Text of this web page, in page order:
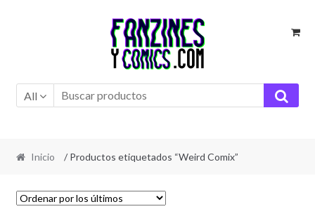
All
Inicio / Productos etiquetados “Weird Comix”